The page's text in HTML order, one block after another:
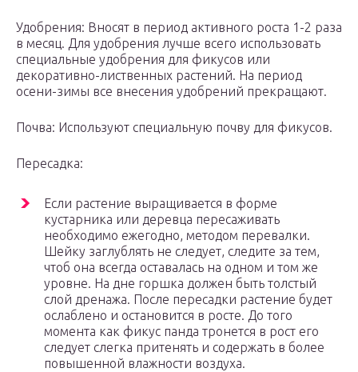
Удобрения: Вносят в период активного роста 1-2 раза
в месяц. Для удобрения лучше всего использовать
специальные удобрения для фикусов или
декоративно-лиственных растений. На период
осени-зимы все внесения удобрений прекращают.
Почва: Используют специальную почву для фикусов.
Пересадка:
Если растение выращивается в форме
кустарника или деревца пересаживать
необходимо ежегодно, методом перевалки.
Шейку заглублять не следует, следите за тем,
чтоб она всегда оставалась на одном и том же
уровне. На дне горшка должен быть толстый
слой дренажа. После пересадки растение будет
ослаблено и остановится в росте. До того
момента как фикус панда тронется в рост его
следует слегка притенять и содержать в более
повышенной влажности воздуха.